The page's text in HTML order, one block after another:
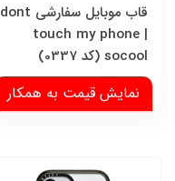
قاب موبایل سفارشی dont
touch my phone |
socool (کد 0337)
نمایش قیمت به همکار